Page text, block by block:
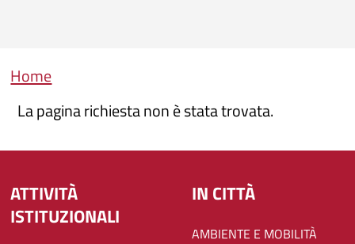
Briciole di pane
Home
La pagina richiesta non è stata trovata.
ATTIVITÀ
ISTITUZIONALI
IN CITTÀ
AMBIENTE E MOBILITÀ